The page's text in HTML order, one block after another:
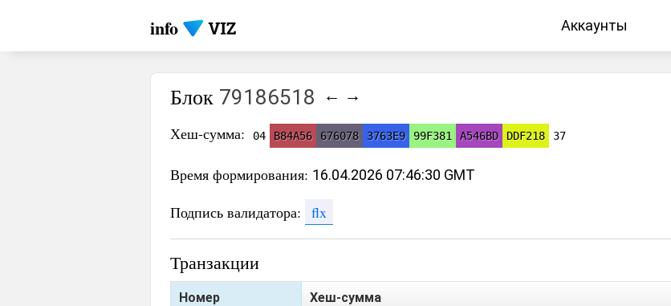
info Аккаунты
Блок 79186518 ← →
Хеш-сумма:
04 B84A56 676078 3763E9 99F381 A546BD DDF218 37
Время формирования: 16.04.2026 07:46:30 GMT
Подпись валидатора: flx
Транзакции
Номер Хеш-сумма